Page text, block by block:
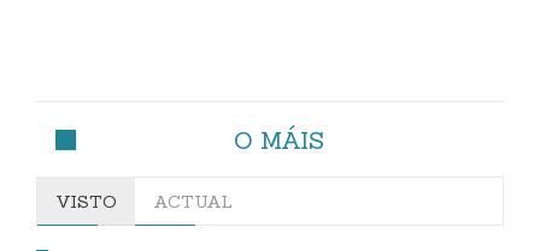
O MÁIS
VISTO ACTUAL